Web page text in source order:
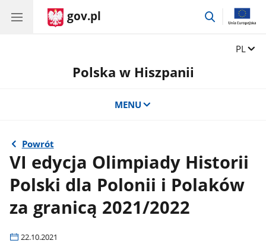
gov.pl
przejdź
Zmień
PL
Polska w Hiszpanii
MENU
Powrót
VI edycja Olimpiady Historii
Polski dla Polonii i Polaków
za granicą 2021/2022
22.10.2021